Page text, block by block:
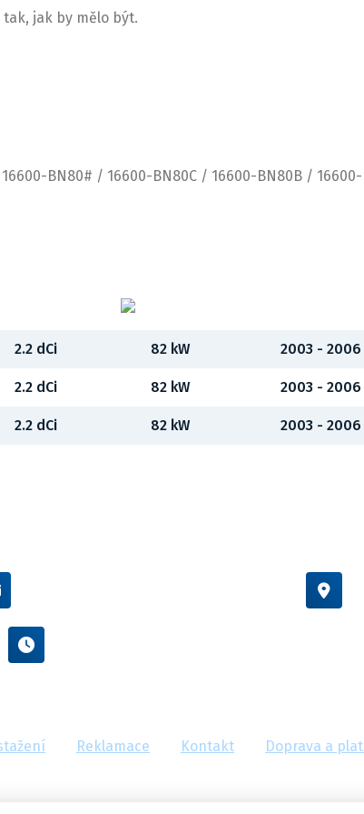
jak by mělo být.
BN80# / 16600-BN80C / 16600-BN80B /
2.2 dCi 82 kW 2003 - 2006
2.2 dCi 82 kW 2003 - 2006
2.2 dCi 82 kW 2003 - 2006
Reklamace Kontakt Doprava a